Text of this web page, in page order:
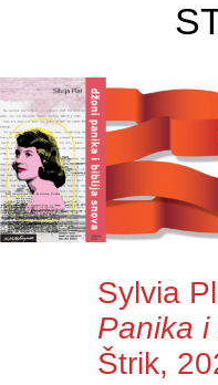
Sylvia
Panika i
Štrik,